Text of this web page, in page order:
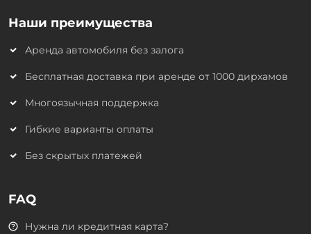
Наши преимущества
Аренда автомобиля без залога
Бесплатная доставка при аренде от 1000 дирхамов
Многоязычная поддержка
Гибкие варианты оплаты
Без скрытых платежей
FAQ
Нужна ли кредитная карта?